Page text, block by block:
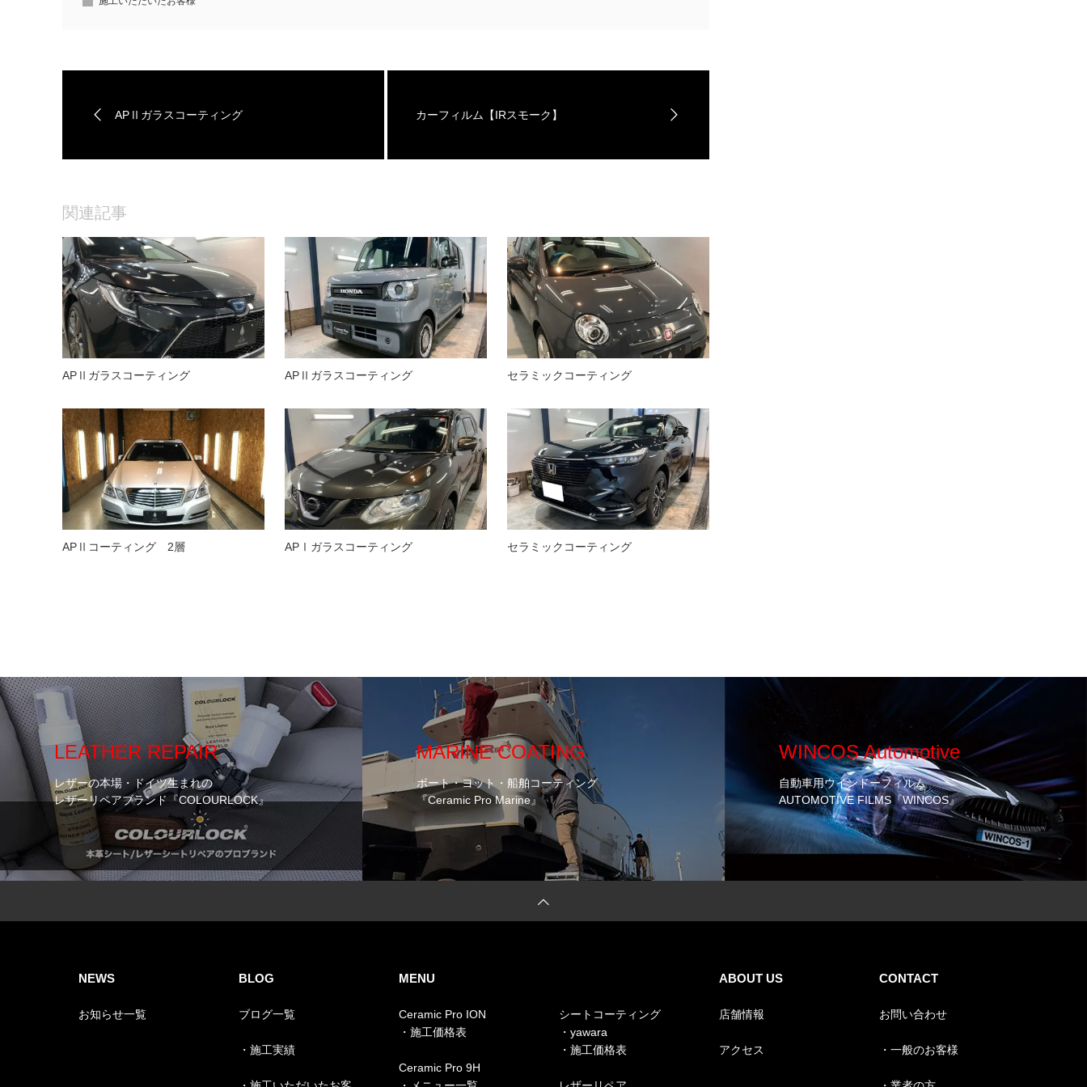
APⅡガラスコーティング カーフィルム【IRスモーク】
関連記事
APⅡガラスコーティング APⅡガラスコーティング セラミックコーティング
APⅡコーティング 2層 APⅠガラスコーティング セラミックコーティング
LEATHER REPAIR
レザーの本場・ドイツ生まれの
レザーリペアブランド『COLOURLOCK』
MARINE COATING
ボート・ヨット・船舶コーティング
『Ceramic Pro Marine』
WINCOS Automotive
自動車用ウインドーフィルム
AUTOMOTIVE FILMS『WINCOS』
NEWS
お知らせ一覧
BLOG
ブログ一覧
・施工実績
MENU
Ceramic Pro ION
・施工価格表
Ceramic Pro 9H
シートコーティング
・yawara
・施工価格表
ABOUT US
店舗情報
アクセス
CONTACT
お問い合わせ
・一般のお客様